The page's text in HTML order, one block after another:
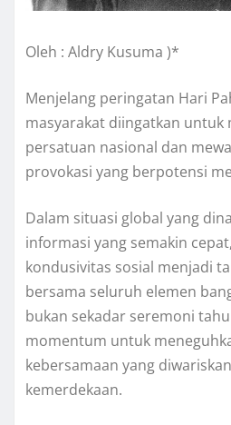
Oleh : Aldry Kusuma )*
Menjelang peringatan Hari
masyarakat diingatkan untuk
persatuan nasional dan
provokasi yang berpotensi
Dalam situasi global yang
informasi yang semakin
kondusivitas sosial menjadi
bersama seluruh elemen
bukan sekadar seremoni
momentum untuk
kebersamaan yang
kemerdekaan.